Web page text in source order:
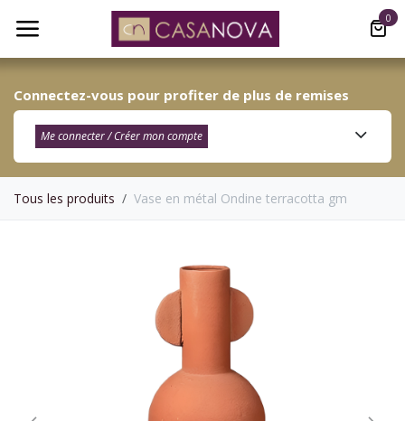
0
Connectez-vous pour profiter de plus de remises
Me connecter / Créer mon compte​
Tous les produits Vase en métal Ondine terracotta gm